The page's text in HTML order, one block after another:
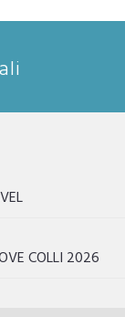
COLLI 2026